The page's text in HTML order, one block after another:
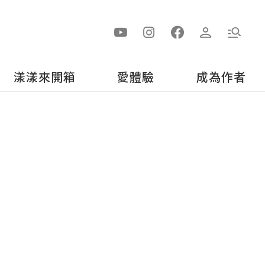
漾漾來開箱 愛體驗 成為作者